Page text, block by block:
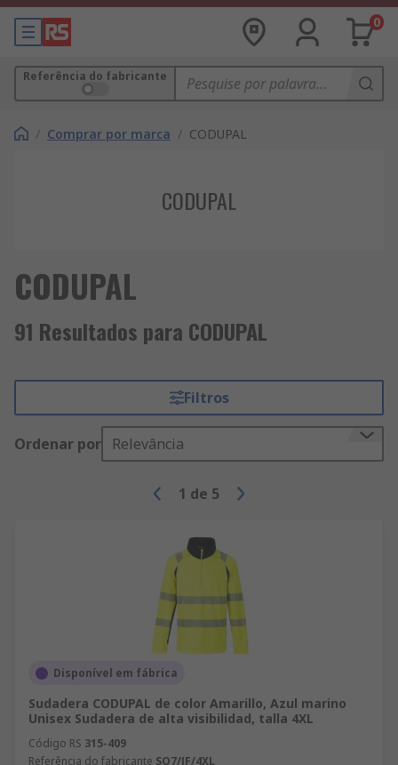
0
Referência do fabricante
/ Comprar por marca / CODUPAL
CODUPAL
CODUPAL
91 Resultados para CODUPAL
Filtros
Ordenar por Relevância
1 de 5
Disponível em fábrica
Sudadera CODUPAL de color Amarillo, Azul marino
Unisex Sudadera de alta visibilidad, talla 4XL
Código RS 315-409
Referência do fabricante SO7/JF/4XL